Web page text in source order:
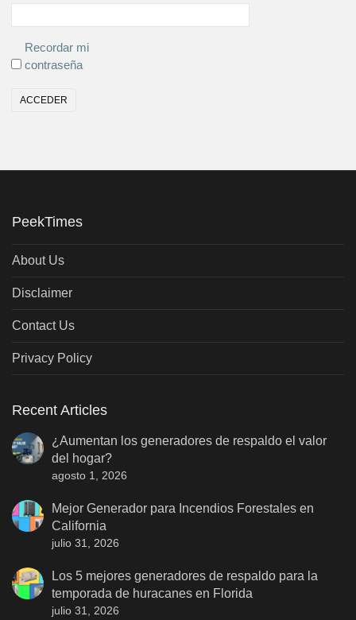
Recordar mi
contraseña
ACCEDER
PeekTimes
About Us
Disclaimer
Contact Us
Privacy Policy
Recent Articles
¿Aumentan los generadores de respaldo el valor
del hogar?
agosto 1, 2026
Mejor Generador para Incendios Forestales en
California
julio 31, 2026
Los 5 mejores generadores de respaldo para la
temporada de huracanes en Florida
julio 31, 2026